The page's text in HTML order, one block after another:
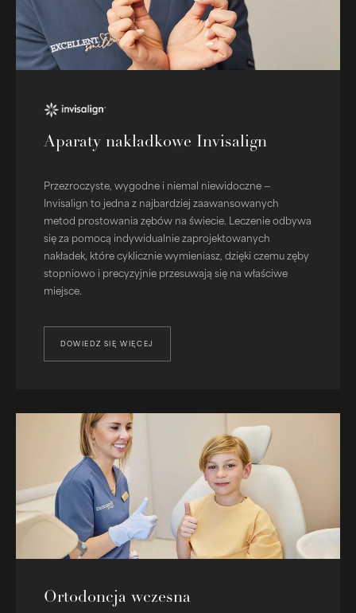
Aparaty nakładkowe Invisalign
Przezroczyste, wygodne i niemal niewidoczne —
Invisalign to jedna z najbardziej zaawansowanych
metod prostowania zębów na świecie. Leczenie odbywa
się za pomocą indywidualnie zaprojektowanych
nakładek, które cyklicznie wymieniasz, dzięki czemu zęby
stopniowo i precyzyjnie przesuwają się na właściwe
miejsce.
DOWIEDZ SIĘ WIĘCEJ
Ortodoncja wczesna